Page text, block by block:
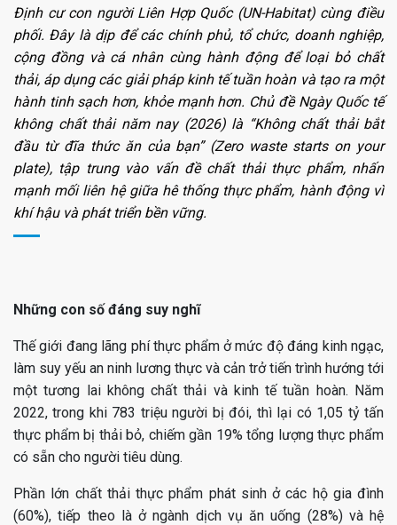
Định cư con người Liên Hợp Quốc (UN-Habitat) cùng điều
phối. Đây là dịp để các chính phủ, tổ chức, doanh nghiệp,
cộng đồng và cá nhân cùng hành động để loại bỏ chất
thải, áp dụng các giải pháp kinh tế tuần hoàn và tạo ra một
hành tinh sạch hơn, khỏe mạnh hơn. Chủ đề Ngày Quốc tế
không chất thải năm nay (2026) là “Không chất thải bắt
đầu từ đĩa thức ăn của bạn” (Zero waste starts on your
plate), tập trung vào vấn đề chất thải thực phẩm, nhấn
mạnh mối liên hệ giữa hê thống thực phẩm, hành động vì
khí hậu và phát triển bền vững.
Những con số đáng suy nghĩ
Thế giới đang lãng phí thực phẩm ở mức độ đáng kinh ngạc,
làm suy yếu an ninh lương thực và cản trở tiến trình hướng tới
một tương lai không chất thải và kinh tế tuần hoàn. Năm
2022, trong khi 783 triệu người bị đói, thì lại có 1,05 tỷ tấn
thực phẩm bị thải bỏ, chiếm gần 19% tổng lượng thực phẩm
có sẵn cho người tiêu dùng.
Phần lớn chất thải thực phẩm phát sinh ở các hộ gia đình
(60%), tiếp theo là ở ngành dịch vụ ăn uống (28%) và hệ